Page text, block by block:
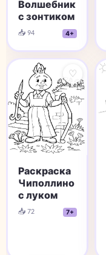
Волшебник
с зонтиком
📥 94 4+
♡
Раскраска
Чиполлино
с луком
📥 72 7+